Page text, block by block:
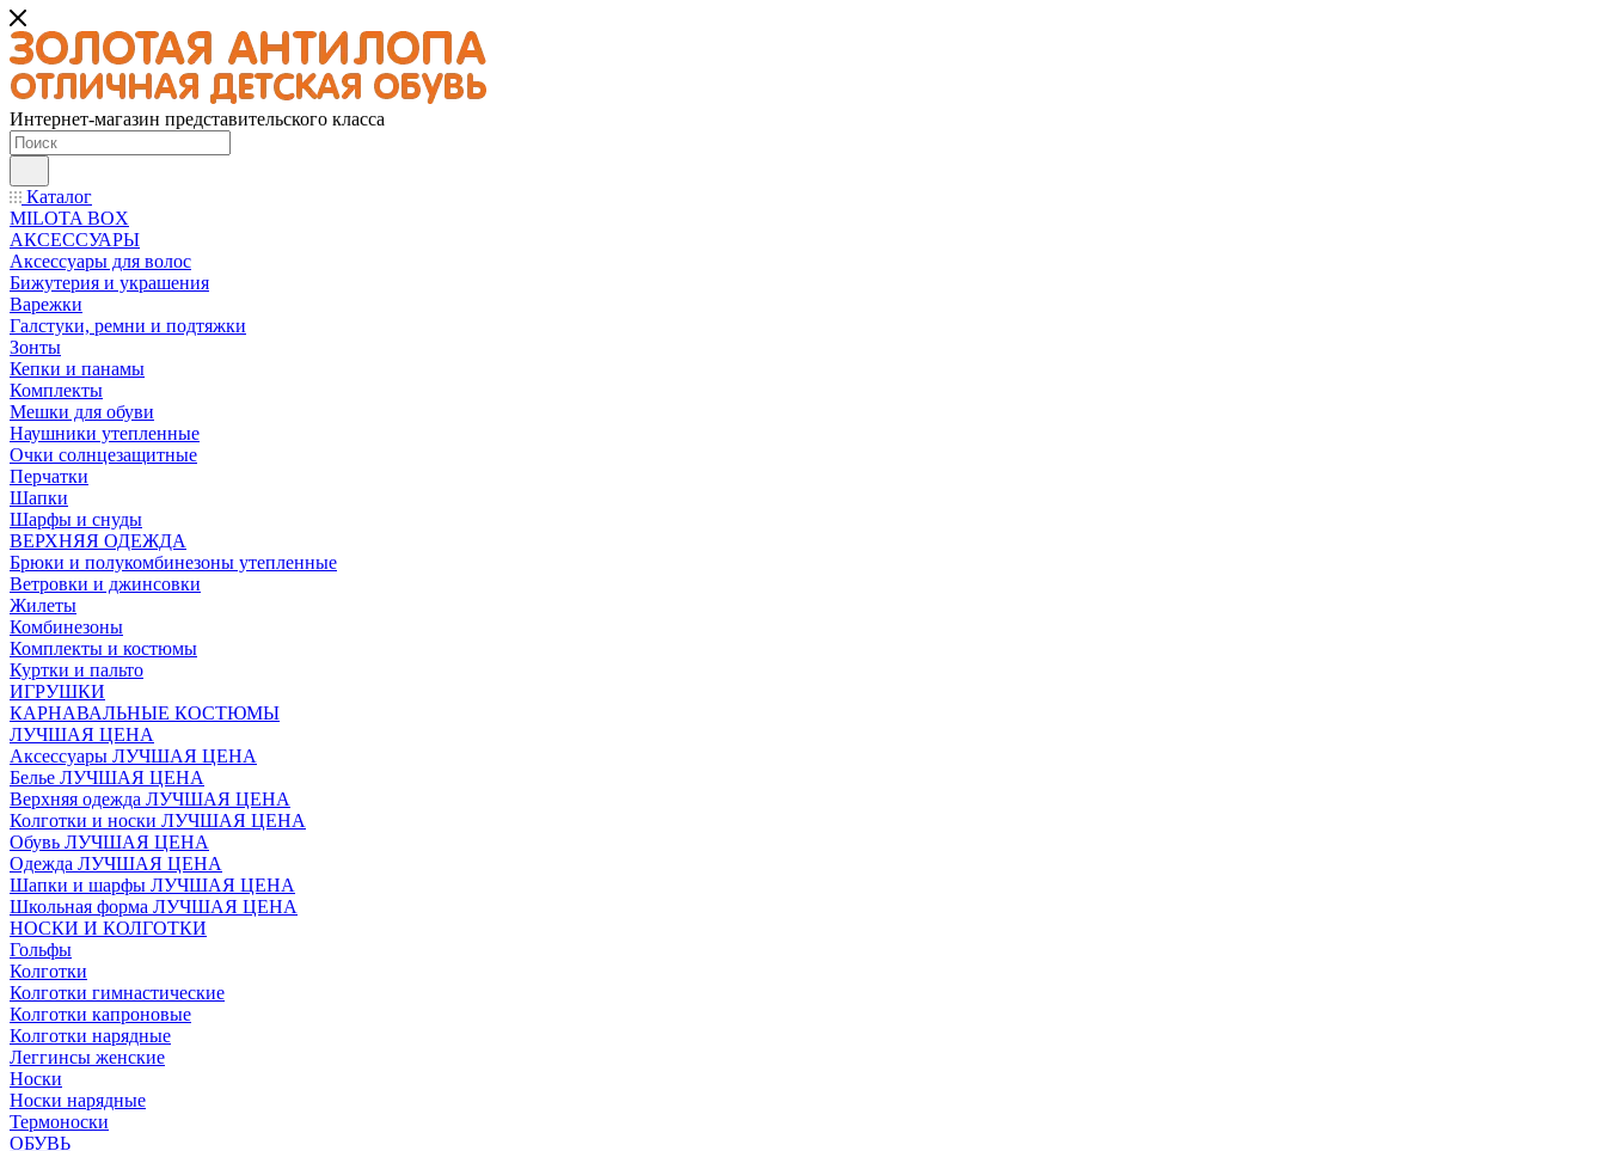
Интернет-магазин представительского класса
Каталог
MILOTA BOX
АКСЕССУАРЫ
Аксессуары для волос
Бижутерия и украшения
Варежки
Галстуки, ремни и подтяжки
Зонты
Кепки и панамы
Комплекты
Мешки для обуви
Наушники утепленные
Очки солнцезащитные
Перчатки
Шапки
Шарфы и снуды
ВЕРХНЯЯ ОДЕЖДА
Брюки и полукомбинезоны утепленные
Ветровки и джинсовки
Жилеты
Комбинезоны
Комплекты и костюмы
Куртки и пальто
ИГРУШКИ
КАРНАВАЛЬНЫЕ КОСТЮМЫ
ЛУЧШАЯ ЦЕНА
Аксессуары ЛУЧШАЯ ЦЕНА
Белье ЛУЧШАЯ ЦЕНА
Верхняя одежда ЛУЧШАЯ ЦЕНА
Колготки и носки ЛУЧШАЯ ЦЕНА
Обувь ЛУЧШАЯ ЦЕНА
Одежда ЛУЧШАЯ ЦЕНА
Шапки и шарфы ЛУЧШАЯ ЦЕНА
Школьная форма ЛУЧШАЯ ЦЕНА
НОСКИ И КОЛГОТКИ
Гольфы
Колготки
Колготки гимнастические
Колготки капроновые
Колготки нарядные
Леггинсы женские
Носки
Носки нарядные
Термоноски
ОБУВЬ